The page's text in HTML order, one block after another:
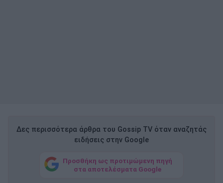
Δες περισσότερα άρθρα του Gossip TV όταν αναζητάς
ειδήσεις στην Google
Προσθήκη ως προτιμώμενη πηγή
στα αποτελέσματα Google